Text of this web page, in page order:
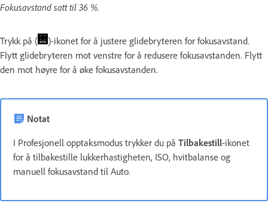
Fokusavstand satt til 36 %.
Trykk på (
)-ikonet for å justere glidebryteren for fokusavstand.
Flytt glidebryteren mot venstre for å redusere fokusavstanden. Flytt
den mot høyre for å øke fokusavstanden.
Notat
I Profesjonell opptaksmodus trykker du på Tilbakestill-ikonet
for å tilbakestille lukkerhastigheten, ISO, hvitbalanse og
manuell fokusavstand til Auto.